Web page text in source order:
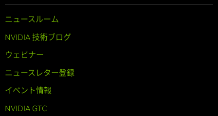
ニュースルーム
NVIDIA 技術ブログ
ウェビナー
ニュースレター登録
イベント情報
NVIDIA GTC